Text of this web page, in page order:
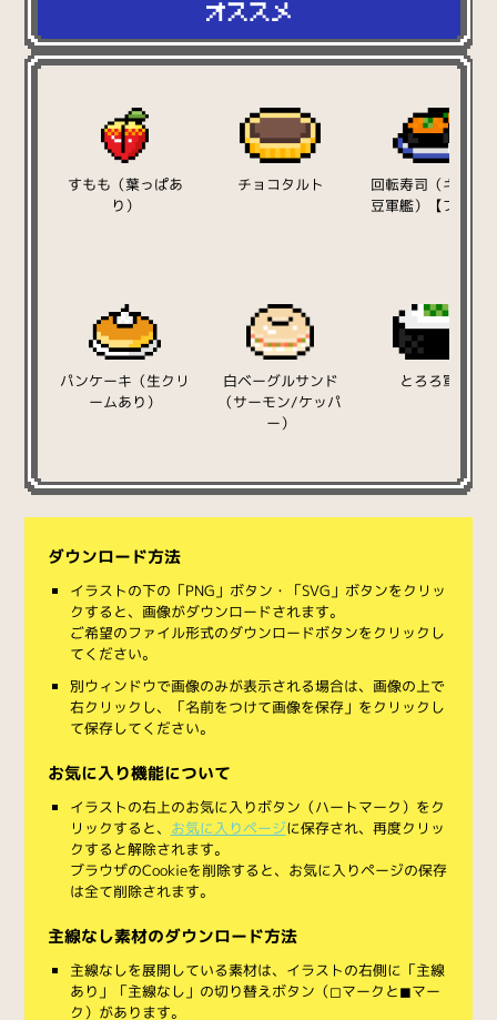
すもも（葉っぱあ
り）
チョコタルト
回転寿司（キムチ
豆軍艦）【ブルー
パンケーキ（生クリ
ームあり）
白ベーグルサンド
（サーモン/ケッパ
ー）
とろろ軍艦
ダウンロード方法
イラストの下の「PNG」ボタン・「SVG」ボタンをクリッ
クすると、画像がダウンロードされます。
ご希望のファイル形式のダウンロードボタンをクリックし
てください。
別ウィンドウで画像のみが表示される場合は、画像の上で
右クリックし、「名前をつけて画像を保存」をクリックし
て保存してください。
お気に入り機能について
イラストの右上のお気に入りボタン（ハートマーク）をク
リックすると、 お気に入りページに保存され、再度クリッ
クすると解除されます。
ブラウザのCookieを削除すると、お気に入りページの保存
は全て削除されます。
主線なし素材のダウンロード方法
主線なしを展開している素材は、イラストの右側に「主線
あり」「主線なし」の切り替えボタン（◻︎マークと◼︎マー
ク）があります。